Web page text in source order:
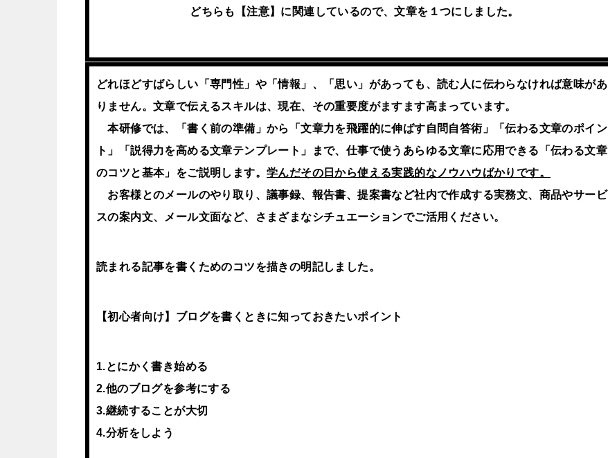
どちらも【注意】に関連しているので、文章を１つにしました。
どれほどすばらしい「専門性」や「情報」、「思い」があっても、読む人に伝わらなければ意味があ
りません。文章で伝えるスキルは、現在、その重要度がますます高まっています。
本研修では、「書く前の準備」から「文章力を飛躍的に伸ばす自問自答術」「伝わる文章のポイン
ト」「説得力を高める文章テンプレート」まで、仕事で使うあらゆる文章に応用できる「伝わる文章
のコツと基本」をご説明します。 学んだその日から使える実践的なノウハウばかりです。
お客様とのメールのやり取り、議事録、報告書、提案書など社内で作成する実務文、商品やサービ
スの案内文、メール文面など、さまざまなシチュエーションでご活用ください。
読まれる記事を書くためのコツを描きの明記しました。
【初心者向け】ブログを書くときに知っておきたいポイント
1.とにかく書き始める
2.他のブログを参考にする
3.継続することが大切
4.分析をしよう